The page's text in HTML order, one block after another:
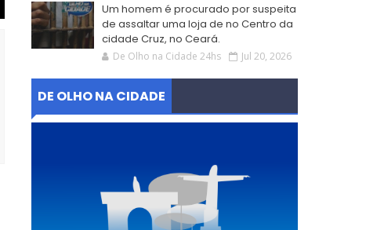
Um homem é procurado por suspeita
de assaltar uma loja de no Centro da
cidade Cruz, no Ceará.
De Olho na Cidade 24hs Jul 20, 2026
DE OLHO NA CIDADE